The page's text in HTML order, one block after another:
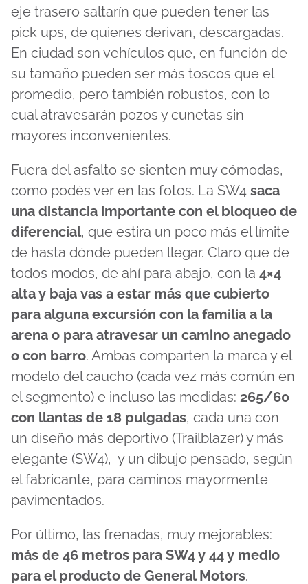
eje trasero saltarín que pueden tener las
pick ups, de quienes derivan, descargadas.
En ciudad son vehículos que, en función de
su tamaño pueden ser más toscos que el
promedio, pero también robustos, con lo
cual atravesarán pozos y cunetas sin
mayores inconvenientes.
Fuera del asfalto se sienten muy cómodas,
como podés ver en las fotos. La SW4 saca
una distancia importante con el bloqueo de
diferencial, que estira un poco más el límite
de hasta dónde pueden llegar. Claro que de
todos modos, de ahí para abajo, con la 4×4
alta y baja vas a estar más que cubierto
para alguna excursión con la familia a la
arena o para atravesar un camino anegado
o con barro. Ambas comparten la marca y el
modelo del caucho (cada vez más común en
el segmento) e incluso las medidas: 265/60
con llantas de 18 pulgadas, cada una con
un diseño más deportivo (Trailblazer) y más
elegante (SW4), y un dibujo pensado, según
el fabricante, para caminos mayormente
pavimentados.
Por último, las frenadas, muy mejorables:
más de 46 metros para SW4 y 44 y medio
para el producto de General Motors.